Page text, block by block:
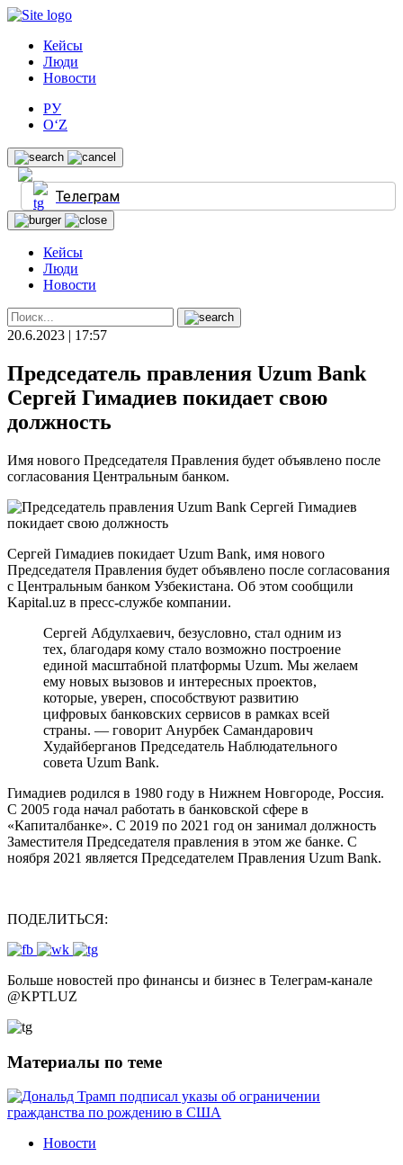
Кейсы
Люди
Новости
РУ
O‘Z
Телеграм
Кейсы
Люди
Новости
20.6.2023 | 17:57
Председатель правления Uzum Bank
Сергей Гимадиев покидает свою
должность
Имя нового Председателя Правления будет объявлено после
согласования Центральным банком.
Сергей Гимадиев покидает Uzum Bank, имя нового
Председателя Правления будет объявлено после согласования
с Центральным банком Узбекистана. Об этом сообщили
Kapital.uz в пресс-службе компании.
Cергей Абдулхаевич, безусловно, стал одним из
тех, благодаря кому стало возможно построение
единой масштабной платформы Uzum. Мы желаем
ему новых вызовов и интересных проектов,
которые, уверен, способствуют развитию
цифровых банковских сервисов в рамках всей
страны. — говорит Анурбек Самандарович
Худайберганов Председатель Наблюдательного
совета Uzum Bank.
Гимадиев родился в 1980 году в Нижнем Новгороде, Россия.
С 2005 года начал работать в банковской сфере в
«Капиталбанке». С 2019 по 2021 год он занимал должность
Заместителя Председателя правления в этом же банке. С
ноября 2021 является Председателем Правления Uzum Bank.
ПОДЕЛИТЬСЯ:
Больше новостей про финансы и бизнес в Телеграм-канале
@KPTLUZ
Материалы по теме
Новости